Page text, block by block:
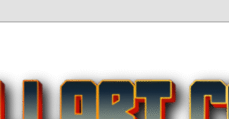
Offline
Coba